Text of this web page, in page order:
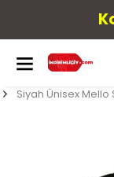
Siyah Ünisex Mello